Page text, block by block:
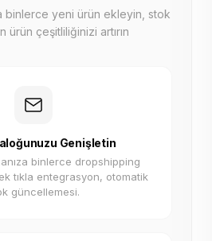
binlerce yeni ürün ekleyin, stok
ürün çeşitliliğinizi artırın
Genişletin
binlerce dropshipping
tıkla entegrasyon, otomatik
güncellemesi.